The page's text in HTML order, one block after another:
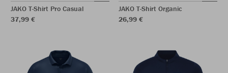
JAKO T-Shirt Pro Casual
37,99 €
JAKO T-Shirt Organic
26,99 €